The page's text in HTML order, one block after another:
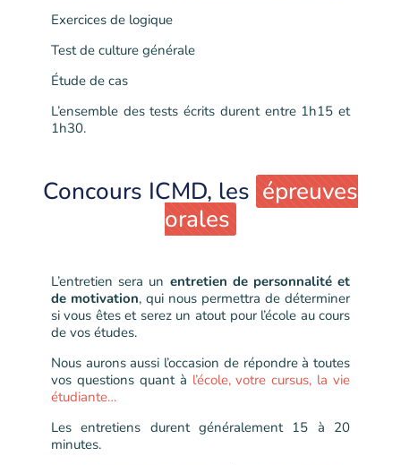
Exercices de logique
Test de culture générale
Étude de cas
L’ensemble des tests écrits durent entre 1h15 et
1h30.
Concours ICMD, les épreuves
orales
L’entretien sera un entretien de personnalité et
de motivation, qui nous permettra de déterminer
si vous êtes et serez un atout pour l’école au cours
de vos études.
Nous aurons aussi l’occasion de répondre à toutes
vos questions quant à l’école, votre cursus, la vie
étudiante…
Les entretiens durent généralement 15 à 20
minutes.